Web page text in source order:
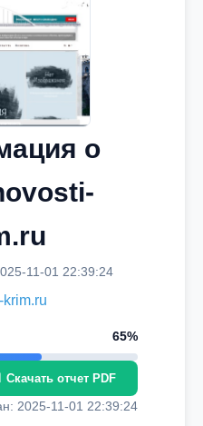
о
11-01 22:39:24
65%
Скачать отчет PDF
2025-11-01 22:39:24